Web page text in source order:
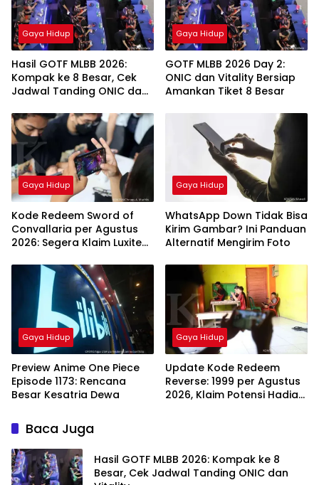
Gaya Hidup
Hasil GOTF MLBB 2026:
Kompak ke 8 Besar, Cek
Jadwal Tanding ONIC dan
Gaya Hidup
GOTF MLBB 2026 Day 2:
ONIC dan Vitality Bersiap
Amankan Tiket 8 Besar
Gaya Hidup
Kode Redeem Sword of
Convallaria per Agustus
2026: Segera Klaim Luxite
Gaya Hidup
WhatsApp Down Tidak Bisa
Kirim Gambar? Ini Panduan
Alternatif Mengirim Foto
Gaya Hidup
Preview Anime One Piece
Episode 1173: Rencana
Besar Kesatria Dewa
Gaya Hidup
Update Kode Redeem
Reverse: 1999 per Agustus
2026, Klaim Potensi Hadiah
Baca Juga
Hasil GOTF MLBB 2026: Kompak ke 8
Besar, Cek Jadwal Tanding ONIC dan